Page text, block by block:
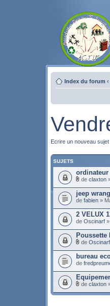
Index du forum ‹
Ecrire un nouveau sujet
SUJETS
de claxton
jeep
de fabien »
2 VELUX
de Oscinarf
Poussette
de Oscinarf
bureau
de
de claxton